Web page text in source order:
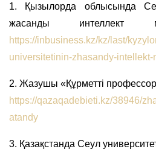
1. Қызылорда облысында
жасанды интеллект
https://inbusiness.kz/kz/last/
universitetinin-zhasandy-
2. Жазушы «Құрметті
https://qazaqadebieti.kz/38946/
atandy
3. Қазақстанда Сеул